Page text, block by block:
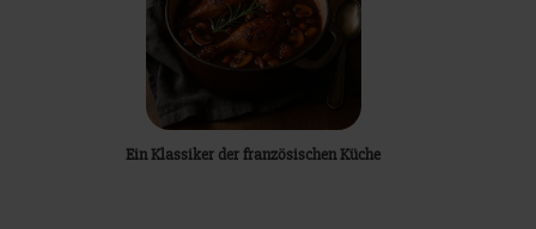
Ein Klassiker der französischen Küche